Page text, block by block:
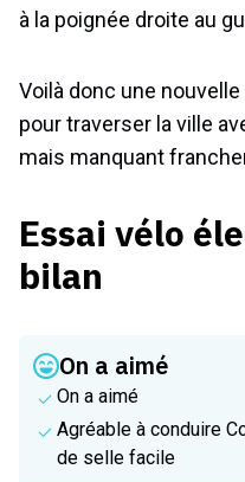
à la poignée droite au
Voilà donc une
pour traverser la ville
mais manquant
Essai vélo
bilan
On a aimé
On a aimé
Agréable à conduire
de selle facile